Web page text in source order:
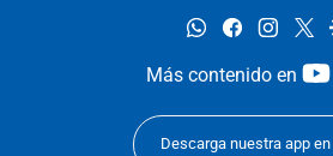
whatsappfacebook
Más contenido en
Descarga nuestra app en